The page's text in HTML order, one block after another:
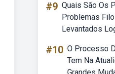
#9 Quais São Os
Problemas
Levantados
#10 O Processo
Tem Na